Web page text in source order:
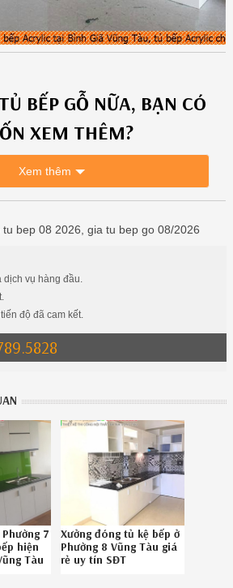
TỦ BẾP GỖ NỮA, BẠN CÓ
XEM THÊM?
Xem thêm
bep 08 2026, gia tu bep go 08/2026
dịch vụ hàng đầu.
độ đã cam kết.
7
hiện
Tàu
Xưởng đóng tủ kệ bếp ở
Phường 8 Vũng Tàu giá
rẻ uy tín SĐT